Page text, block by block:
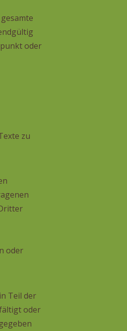
oder
zu
oder
Teil der
oder